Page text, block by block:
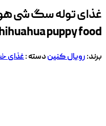
غذای توله سگ شی
puppy food
برند:رویال کنیندسته :